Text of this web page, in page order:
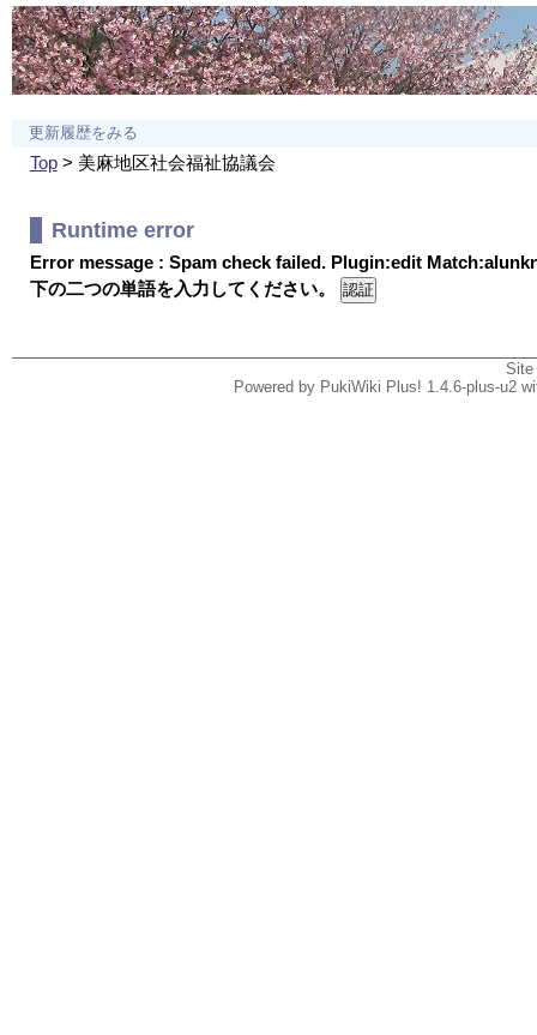
更新履歴をみる
Top> 美麻地区社会福祉協議会
Runtime error
Error message : Spam check failed. Plugin:edit
下の二つの単語を入力してください。
Powered by PukiWiki Plus! 1.4.6-plus-u2